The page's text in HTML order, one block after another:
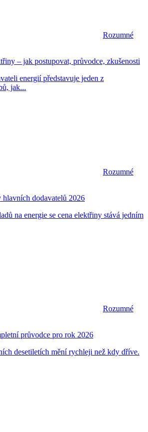
Rozumné
– jak postupovat, průvodce, zkušenosti
energií představuje jeden z
jak...
Rozumné
dodavatelů 2026
na energie se cena elektřiny stává jedním
Rozumné
průvodce pro rok 2026
desetiletích mění rychleji než kdy dříve.